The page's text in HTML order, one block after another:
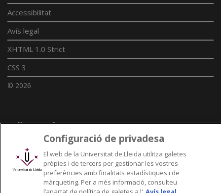
Accessibilitat
Avís legal
XHTML 1.0 Strict
CSS 3
© 2026
Enllaços UdL
Xarxes universitàries
Configuració de privadesa
El web de la Universitat de Lleida utilitza galetes
pròpies i de tercers per gestionar les vostres
preferències amb finalitats estadístiques i de
màrqueting. Per a més informació, consulteu